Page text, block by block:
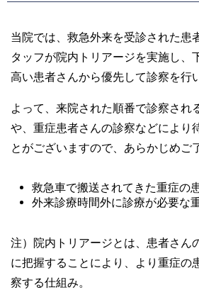
当院では、救急外来を受診された患
タッフが院内トリアージを実施し、
高い患者さんから優先して診察を行
よって、来院された順番で診察され
や、重症患者さんの診察などにより
とがございますので、あらかじめご
救急車で搬送されてきた重症の
外来診療時間外に診療が必要な
注）院内トリアージとは、患者さん
に把握することにより、より重症の
察する仕組み。